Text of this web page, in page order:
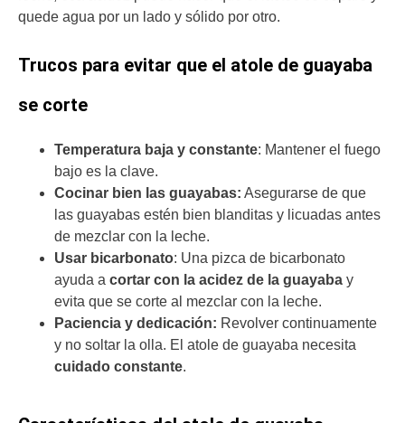
quede agua por un lado y sólido por otro.
Trucos para evitar que el atole de guayaba
se corte
Temperatura baja y constante: Mantener el fuego
bajo es la clave.
Cocinar bien las guayabas: Asegurarse de que
las guayabas estén bien blanditas y licuadas antes
de mezclar con la leche.
Usar bicarbonato: Una pizca de bicarbonato
ayuda a cortar con la acidez de la guayaba y
evita que se corte al mezclar con la leche.
Paciencia y dedicación: Revolver continuamente
y no soltar la olla. El atole de guayaba necesita
cuidado constante.